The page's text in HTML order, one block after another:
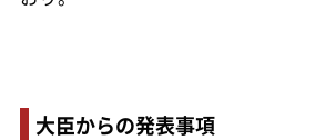
大臣からの発表事項